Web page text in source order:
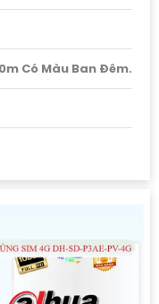
Có Màu Ban Ðêm.